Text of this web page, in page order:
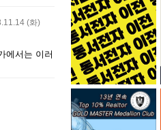
(화)
에서는 이러